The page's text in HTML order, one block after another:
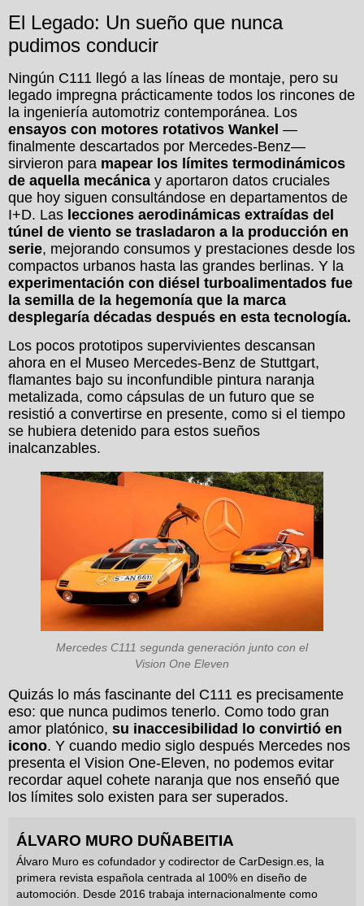
El Legado: Un sueño que nunca
pudimos conducir
Ningún C111 llegó a las líneas de montaje, pero su
legado impregna prácticamente todos los rincones de
la ingeniería automotriz contemporánea. Los
ensayos con motores rotativos Wankel —
finalmente descartados por Mercedes-Benz—
sirvieron para mapear los límites termodinámicos
de aquella mecánica y aportaron datos cruciales
que hoy siguen consultándose en departamentos de
I+D. Las lecciones aerodinámicas extraídas del
túnel de viento se trasladaron a la producción en
serie, mejorando consumos y prestaciones desde los
compactos urbanos hasta las grandes berlinas. Y la
experimentación con diésel turboalimentados fue
la semilla de la hegemonía que la marca
desplegaría décadas después en esta tecnología.
Los pocos prototipos supervivientes descansan
ahora en el Museo Mercedes-Benz de Stuttgart,
flamantes bajo su inconfundible pintura naranja
metalizada, como cápsulas de un futuro que se
resistió a convertirse en presente, como si el tiempo
se hubiera detenido para estos sueños
inalcanzables.
Mercedes C111 segunda generación junto con el
Vision One Eleven
Quizás lo más fascinante del C111 es precisamente
eso: que nunca pudimos tenerlo. Como todo gran
amor platónico, su inaccesibilidad lo convirtió en
icono. Y cuando medio siglo después Mercedes nos
presenta el Vision One-Eleven, no podemos evitar
recordar aquel cohete naranja que nos enseñó que
los límites solo existen para ser superados.
ÁLVARO MURO DUÑABEITIA
Álvaro Muro es cofundador y codirector de CarDesign.es, la
primera revista española centrada al 100% en diseño de
automoción. Desde 2016 trabaja internacionalmente como